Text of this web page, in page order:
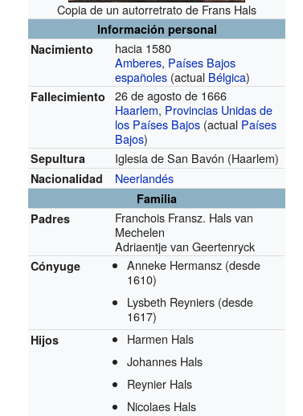
Copia de un autorretrato de Frans Hals
Información personal
Nacimiento
hacia 1580
Amberes, Países Bajos
españoles (actual Bélgica)
Fallecimiento
26 de agosto de 1666
Haarlem, Provincias Unidas de
los Países Bajos (actual Países
Bajos)
Sepultura Iglesia de San Bavón (Haarlem)
Nacionalidad Neerlandés
Familia
Padres
Franchois Fransz. Hals van
Mechelen
Adriaentje van Geertenryck
Cónyuge Anneke Hermansz (desde
1610)
Lysbeth Reyniers (desde
1617)
Hijos
Harmen Hals
Johannes Hals
Reynier Hals
Nicolaes Hals